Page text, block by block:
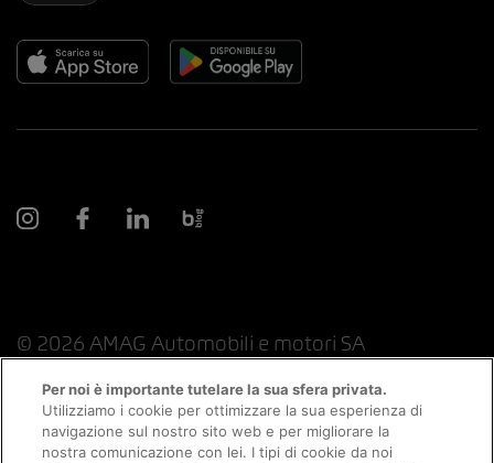
© 2026 AMAG Automobili e motori SA
Protezione dei dati Indicazioni giuridiche
Per noi è importante tutelare la sua sfera privata.
Utilizziamo i cookie per ottimizzare la sua esperienza di
navigazione sul nostro sito web e per migliorare la
nostra comunicazione con lei. I tipi di cookie da noi